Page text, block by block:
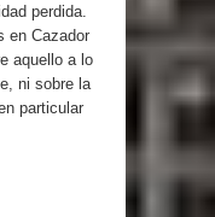
perdida.
en Cazador
aquello a lo
ni sobre la
particular